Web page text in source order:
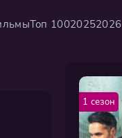
Топ 10020252026
1 сезон